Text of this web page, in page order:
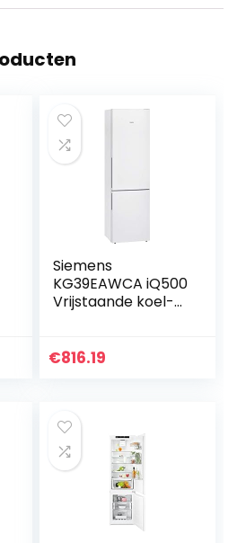
Siemens
KG39EAWCA iQ500
Vrijstaande koel-
343 l/hyperFresh
ng
€816.19